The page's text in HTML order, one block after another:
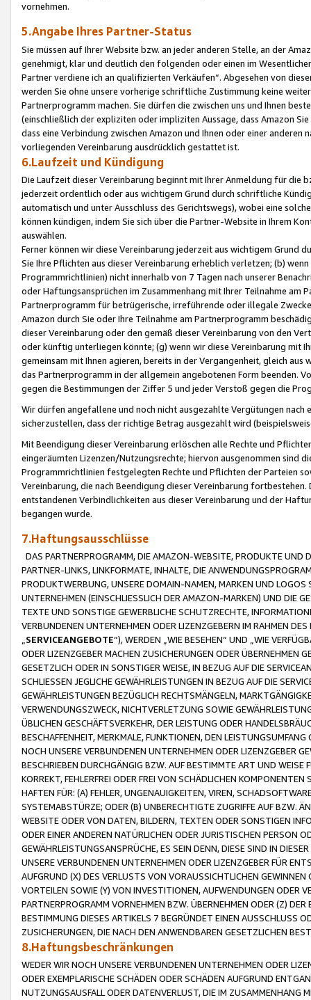
vornehmen.
5.Angabe Ihres Partner-Status
Sie müssen auf Ihrer Website bzw. an jeder anderen Stelle, an der
genehmigt, klar und deutlich den folgenden oder einen im
Partner verdiene ich an qualifizierten Verkäufen“. Abgesehen von
werden Sie ohne unsere vorherige schriftliche Zustimmung keine
Partnerprogramm machen. Sie dürfen die zwischen uns und Ihnen
(einschließlich der expliziten oder impliziten Aussage, dass Amazon
dass eine Verbindung zwischen Amazon und Ihnen oder einer
vorliegenden Vereinbarung ausdrücklich gestattet ist.
6.Laufzeit und Kündigung
Die Laufzeit dieser Vereinbarung beginnt mit Ihrer Anmeldung für die
jederzeit ordentlich oder aus wichtigem Grund durch schriftliche
automatisch und unter Ausschluss des Gerichtswegs), wobei eine
können kündigen, indem Sie sich über die Partner-Website in Ihrem
auswählen.
Ferner können wir diese Vereinbarung jederzeit aus wichtigem Grund
Sie Ihre Pflichten aus dieser Vereinbarung erheblich verletzen; (b)
Programmrichtlinien) nicht innerhalb von 7 Tagen nach unserer
oder Haftungsansprüchen im Zusammenhang mit Ihrer Teilnahme am
Partnerprogramm für betrügerische, irreführende oder illegale
Amazon durch Sie oder Ihre Teilnahme am Partnerprogramm
dieser Vereinbarung oder den gemäß dieser Vereinbarung von den
oder künftig unterliegen könnte; (g) wenn wir diese Vereinbarung mit
gemeinsam mit Ihnen agieren, bereits in der Vergangenheit, gleich
das Partnerprogramm in der allgemein angebotenen Form beenden.
gegen die Bestimmungen der Ziffer 5 und jeder Verstoß gegen die
Wir dürfen angefallene und noch nicht ausgezahlte Vergütungen
sicherzustellen, dass der richtige Betrag ausgezahlt wird
Mit Beendigung dieser Vereinbarung erlöschen alle Rechte und
eingeräumten Lizenzen/Nutzungsrechte; hiervon ausgenommen sind
Programmrichtlinien festgelegten Rechte und Pflichten der Parteien
Vereinbarung, die nach Beendigung dieser Vereinbarung
entstandenen Verbindlichkeiten aus dieser Vereinbarung und der
begangen wurde.
7.Haftungsausschlüsse
DAS PARTNERPROGRAMM, DIE AMAZON-WEBSITE, PRODUKTE UND
PARTNER-LINKS, LINKFORMATE, INHALTE, DIE
PRODUKTWERBUNG, UNSERE DOMAIN-NAMEN, MARKEN UND
UNTERNEHMEN (EINSCHLIESSLICH DER AMAZON-MARKEN) UND DIE
TEXTE UND SONSTIGE GEWERBLICHE SCHUTZRECHTE,
VERBUNDENEN UNTERNEHMEN ODER LIZENZGEBERN IM RAHMEN
SERVICEANGEBOTE“), WERDEN „WIE BESEHEN“ UND „WIE
ODER LIZENZGEBER MACHEN ZUSICHERUNGEN ODER ÜBERNEHMEN
GESETZLICH ODER IN SONSTIGER WEISE, IN BEZUG AUF DIE
SCHLIESSEN JEGLICHE GEWÄHRLEISTUNGEN IN BEZUG AUF DIE
GEWÄHRLEISTUNGEN BEZÜGLICH RECHTSMÄNGELN,
VERWENDUNGSZWECK, NICHTVERLETZUNG SOWIE
ÜBLICHEN GESCHÄFTSVERKEHR, DER LEISTUNG ODER
BESCHAFFENHEIT, MERKMALE, FUNKTIONEN, DEN
NOCH UNSERE VERBUNDENEN UNTERNEHMEN ODER LIZENZGEBER
BESCHRIEBEN DURCHGÄNGIG BZW. AUF BESTIMMTE ART UND
KORREKT, FEHLERFREI ODER FREI VON SCHÄDLICHEN
HAFTEN FÜR: (A) FEHLER, UNGENAUIGKEITEN, VIREN,
SYSTEMABSTÜRZE; ODER (B) UNBERECHTIGTE ZUGRIFFE AUF BZW.
WEBSITE ODER VON DATEN, BILDERN, TEXTEN ODER SONSTIGEN
ODER EINER ANDEREN NATÜRLICHEN ODER JURISTISCHEN PERSON
GEWÄHRLEISTUNGSANSPRÜCHE, ES SEIN DENN, DIESE SIND IN
UNSERE VERBUNDENEN UNTERNEHMEN ODER LIZENZGEBER FÜR
AUFGRUND (X) DES VERLUSTS VON VORAUSSICHTLICHEN
VORTEILEN SOWIE (Y) VON INVESTITIONEN, AUFWENDUNGEN ODER
PARTNERPROGRAMM VORNEHMEN BZW. ÜBERNEHMEN ODER (Z)
BESTIMMUNG DIESES ARTIKELS 7 BEGRÜNDET EINEN AUSSCHLUSS
ZUSICHERUNGEN, DIE NACH DEN ANWENDBAREN GESETZLICHEN
8.Haftungsbeschränkungen
WEDER WIR NOCH UNSERE VERBUNDENEN UNTERNEHMEN ODER
ODER EXEMPLARISCHE SCHÄDEN ODER SCHÄDEN AUFGRUND
NUTZUNGSAUSFALL ODER DATENVERLUST, DIE IM ZUSAMMENHANG